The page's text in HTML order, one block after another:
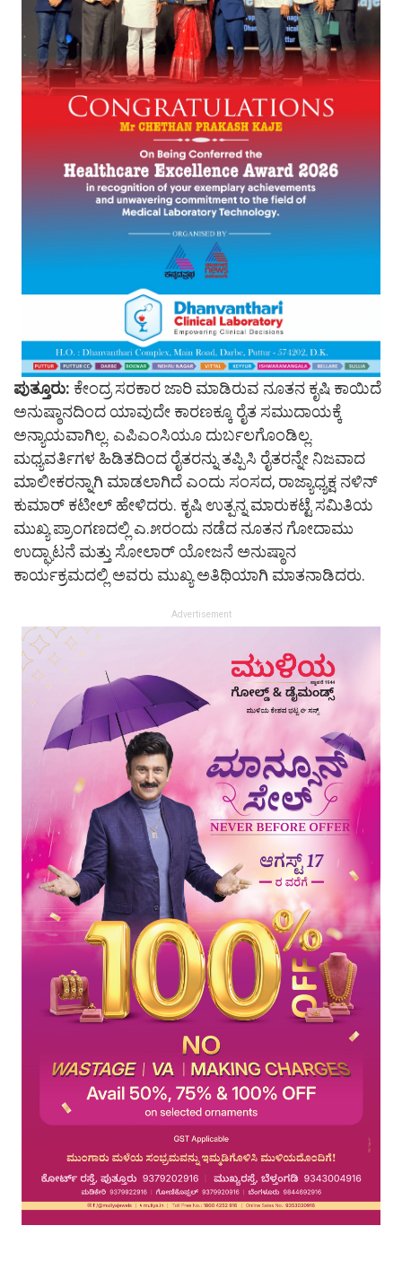
ಪುತ್ತೂರು: ಕೇಂದ್ರ ಸರಕಾರ ಜಾರಿ ಮಾಡಿರುವ ನೂತನ ಕೃಷಿ ಕಾಯಿದೆ
ಅನುಷ್ಠಾನದಿಂದ ಯಾವುದೇ ಕಾರಣಕ್ಕೂ ರೈತ ಸಮುದಾಯಕ್ಕೆ
ಅನ್ಯಾಯವಾಗಿಲ್ಲ. ಎಪಿಎಂಸಿಯೂ ದುರ್ಬಲಗೊಂಡಿಲ್ಲ.
ಮಧ್ಯವರ್ತಿಗಳ ಹಿಡಿತದಿಂದ ರೈತರನ್ನು ತಪ್ಪಿಸಿ ರೈತರನ್ನೇ ನಿಜವಾದ
ಮಾಲೀಕರನ್ನಾಗಿ ಮಾಡಲಾಗಿದೆ ಎಂದು ಸಂಸದ, ರಾಜ್ಯಾಧ್ಯಕ್ಷ ನಳಿನ್
ಕುಮಾರ್ ಕಟೀಲ್ ಹೇಳಿದರು. ಕೃಷಿ ಉತ್ಪನ್ನ ಮಾರುಕಟ್ಟೆ ಸಮಿತಿಯ
ಮುಖ್ಯ ಪ್ರಾಂಗಣದಲ್ಲಿ ಎ.೫ರಂದು ನಡೆದ ನೂತನ ಗೋದಾಮು
ಉದ್ಘಾಟನೆ ಮತ್ತು ಸೋಲಾರ್ ಯೋಜನೆ ಅನುಷ್ಠಾನ
ಕಾರ್ಯಕ್ರಮದಲ್ಲಿ ಅವರು ಮುಖ್ಯ ಅತಿಥಿಯಾಗಿ ಮಾತನಾಡಿದರು.
Advertisement